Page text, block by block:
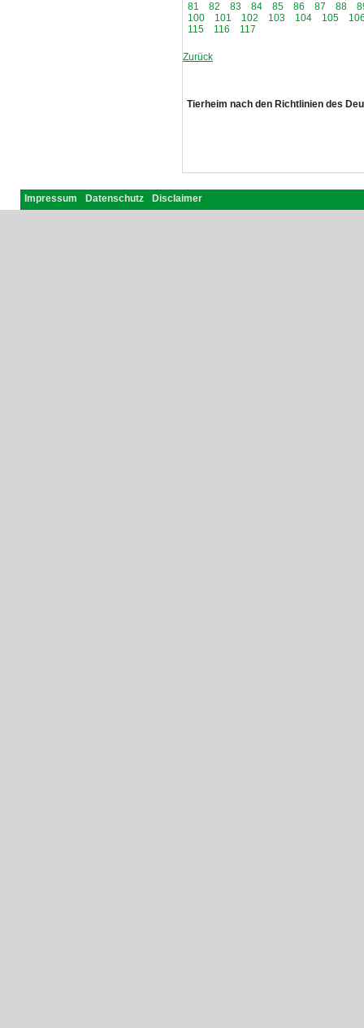
81
82 83 84 85 86 87 88
100
101 102 103 104 105
115
116 117
Zurück
Tierheim nach den Richtlinien des
Impressum Datenschutz Disclaimer